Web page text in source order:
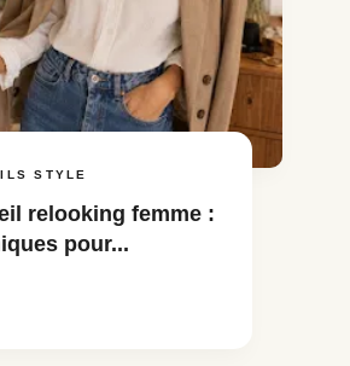
STYLE
relooking femme :
pour...